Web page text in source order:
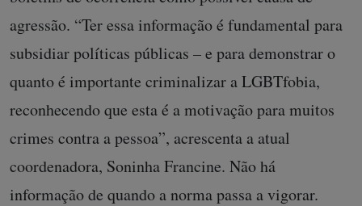
agressão. “Ter essa informação é fundamental para
subsidiar políticas públicas – e para demonstrar o
quanto é importante criminalizar a LGBTfobia,
reconhecendo que esta é a motivação para muitos
crimes contra a pessoa”, acrescenta a atual
coordenadora, Soninha Francine. Não há
informação de quando a norma passa a vigorar.